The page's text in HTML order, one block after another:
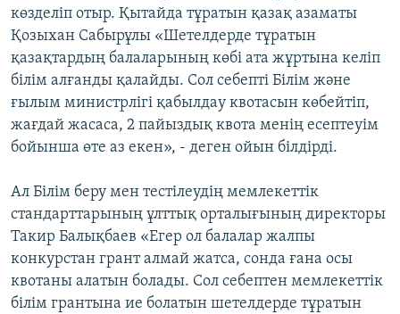
көзделіп отыр. Қытайда тұратын қазақ азаматы
Қозыхан Сабырұлы «Шетелдерде тұратын
қазақтардың балаларының көбі ата жұртына келіп
білім алғанды қалайды. Сол себепті Білім және
ғылым министрлігі қабылдау квотасын көбейтіп,
жағдай жасаса, 2 пайыздық квота менің есептеуім
бойынша өте аз екен», - деген ойын білдірді.
Ал Білім беру мен тестілеудің мемлекеттік
стандарттарының ұлттық орталығының директоры
Такир Балықбаев «Егер ол балалар жалпы
конкурстан грант алмай жатса, сонда ғана осы
квотаны алатын болады. Сол себептен мемлекеттік
білім грантына ие болатын шетелдерде тұратын